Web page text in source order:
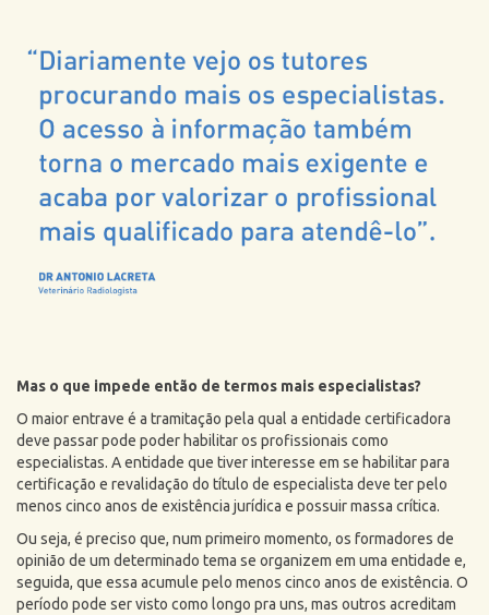
Mas o que impede então de termos mais especialistas?
O maior entrave é a tramitação pela qual a entidade certificadora
deve passar pode poder habilitar os profissionais como
especialistas. A entidade que tiver interesse em se habilitar para
certificação e revalidação do título de especialista deve ter pelo
menos cinco anos de existência jurídica e possuir massa crítica.
Ou seja, é preciso que, num primeiro momento, os formadores de
opinião de um determinado tema se organizem em uma entidade e,
seguida, que essa acumule pelo menos cinco anos de existência. O
período pode ser visto como longo pra uns, mas outros acreditam